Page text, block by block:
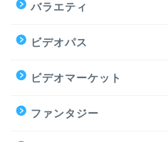
バラエティ
ビデオパス
ビデオマーケット
ファンタジー